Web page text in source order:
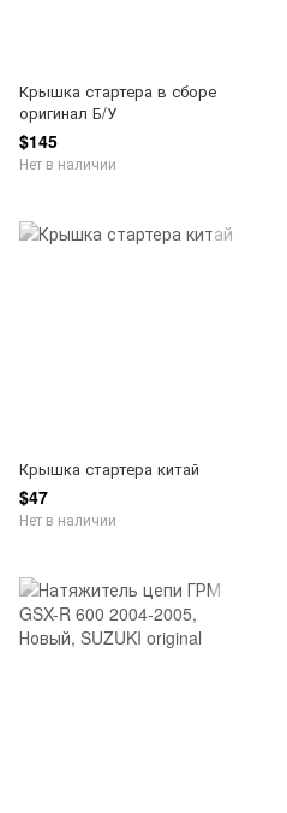
Крышка стартера в сборе
оригинал Б/У
$145
Нет в наличии
Крышка стартера китай
$47
Нет в наличии